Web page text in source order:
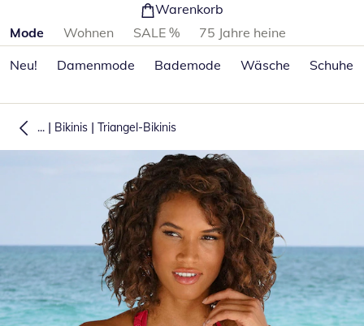
Warenkorb
Produktkategorien überspringen
Mode Wohnen SALE %
75 Jahre heine
Neu!
Damenmode Bademode Wäsche Schuhe
... | Bikinis | Triangel-Bikinis